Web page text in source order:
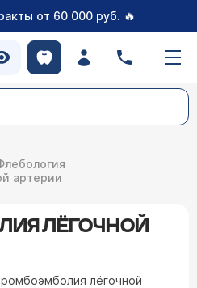
от 60 000 руб. 🔥
артерии
ЛЁГОЧНОЙ
лёгочной